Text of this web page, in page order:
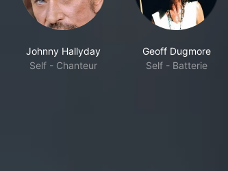
Johnny Hallyday
Self - Chanteur
Geoff Dugmore
Self - Batterie